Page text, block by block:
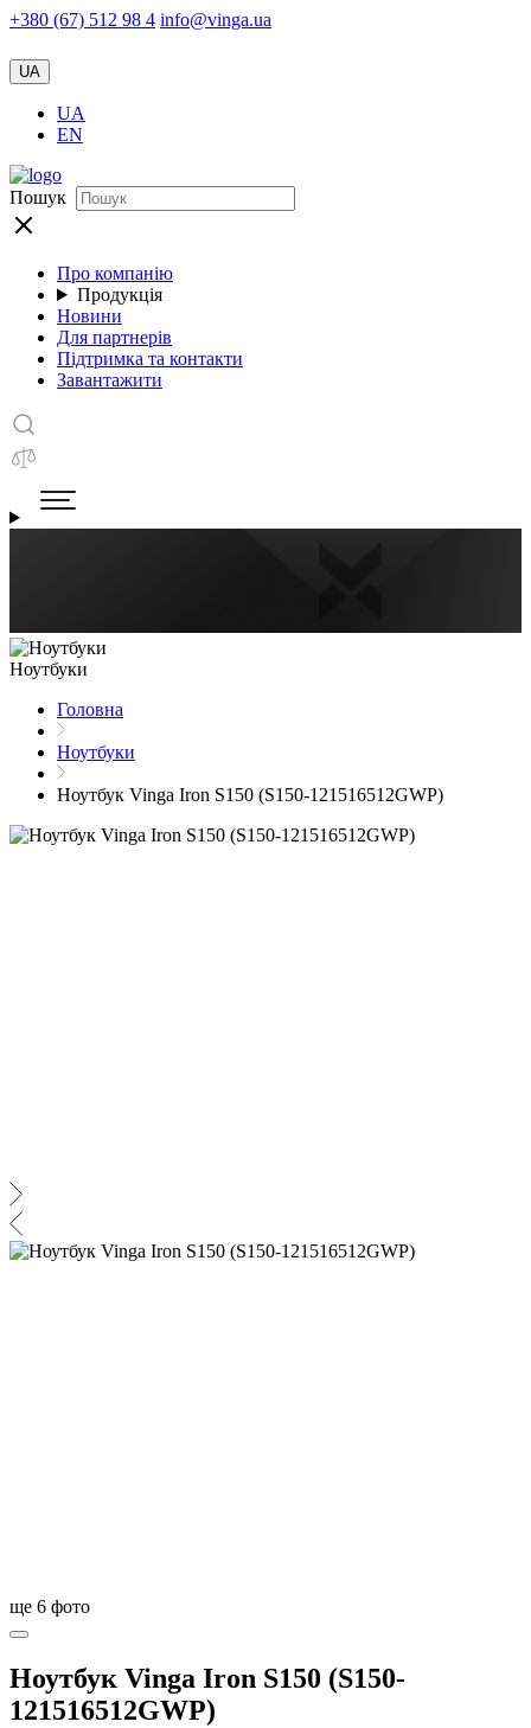
+380 (67) 512 98 4 info@vinga.ua
UA
UA
EN
Пошук
Про компанію
Продукція
Новини
Для партнерів
Підтримка та контакти
Завантажити
Ноутбуки
Головна
Ноутбуки
Ноутбук Vinga Iron S150 (S150-121516512GWP)
ще 6 фото
Ноутбук Vinga Iron S150 (S150-
121516512GWP)